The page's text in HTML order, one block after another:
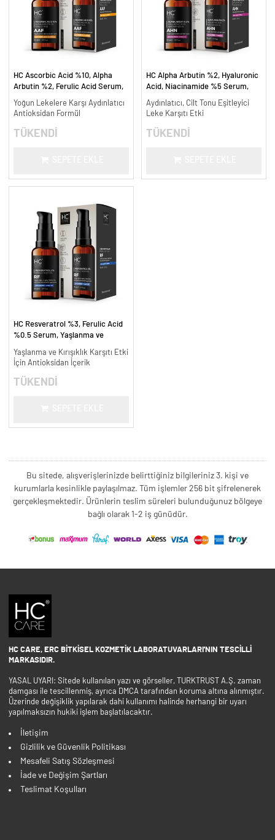
HC Ascorbic Acid %10, Alpha
Arbutin %2, Ferulic Acid Serum,
ml.
Yoğun Lekelere Karşı Aydınlatıcı
Antioksidan Formül
TÜKENDİ
HC Alpha Arbutin %2, Hyaluronic
Acid, Niacinamide %5 Serum,
ml.
Aydınlatıcı, Cilt Tonu Eşitleyici
Leke Karşıtı Etki
TÜKENDİ
HC Resveratrol %3, Ferulic Acid
%0.5 Serum, Yaşlanma ve
Yaşlanma ve Kırışıklık Karşıtı Etki
İçin Antioksidan İçerik
TÜKENDİ
Bu sitede, alışverişlerinizde belirttiğiniz bilgileriniz 3. kişi ve
kurumlarla kesinlikle paylaşılmaz. Tüm işlemler 256 bit şifrelenerek
gerçekleşmektedir. Ürünlerin teslim süreleri bulunduğunuz bölgeye
bağlı olarak 1-2 iş günüdür.
HC CARE, ERC BITKISEL KOZMETIK LABORATUVARLARI'NIN TESCILLI
MARKASIDIR.
YASAL UYARI: Sitede kullanılan yazı ve görseller, TURKTRUST A.Ş. zaman
damgası ile tescillenmiş, ayrıca DMCA tarafından koruma altına alınmıştır.
Üzerinde değişiklik yapılarak dahi kullanımı halinde herhangi bir uyarı
yapılmaksızın hukiki işlem başlatılacaktır.
İletişim
Gizlilik ve Güvenlik Politikası
Mesafeli Satış Sözleşmesi
İade ve Değişim Şartları
Teslimat Koşulları